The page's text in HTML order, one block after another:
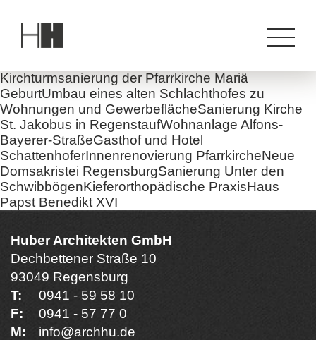
Kirchturmsanierung der Pfarrkirche Mariä
GeburtUmbau eines alten Schlachthofes zu
Wohnungen und GewerbeflächeSanierung Kirche
St. Jakobus in RegenstaufWohnanlage Alfons-
Bayerer-StraßeGasthof und Hotel
SchattenhoferInnenreno­vierung PfarrkircheNeue
Domsakristei RegensburgSanierung Unter den
SchwibbögenKieferorthopädische PraxisHaus
Papst Benedikt XVI
Huber Architekten GmbH
Dechbettener Straße 10
93049 Regensburg
T:
0941 - 59 58 10
F:
0941 - 57 77 0
M:
info@archhu.de